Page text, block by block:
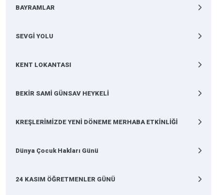
BAYRAMLAR
SEVGİ YOLU
KENT LOKANTASI
BEKİR SAMİ GÜNSAV HEYKELİ
KREŞLERİMİZDE YENİ DÖNEME MERHABA ETKİNLİĞİ
Dünya Çocuk Hakları Günü
24 KASIM ÖĞRETMENLER GÜNÜ